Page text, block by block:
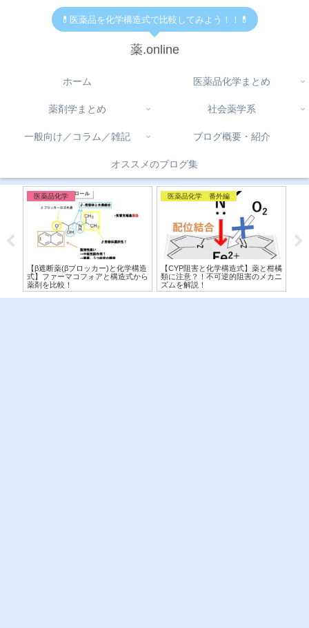
💊医薬品を化学構造式で比較してみよう！！💊
薬.online
ホーム 医薬品化学まとめ
薬剤学まとめ 社会薬学系
一般向け／コラム／雑記 ブログ概要・紹介
オススメのブログ集
医薬品化学
【β遮断薬(βブロッカー)と化学構造
式】ファーマコフォアと構造式から
薬剤を比較！
医薬品化学 番外編
【CYP阻害と化学構造式】薬と柑橘
類に注意？！不可逆的阻害のメカニ
ズムを解説！